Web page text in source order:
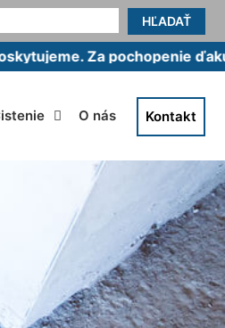
HĽADAŤ
Za pochopenie ďakujeme.
O nás Kontakt